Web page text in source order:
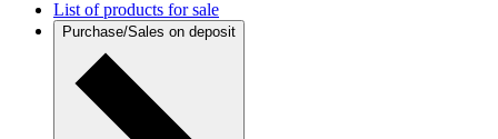
List of products for sale
Purchase/Sales on deposit